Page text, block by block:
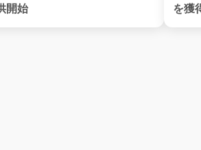
開始
を獲